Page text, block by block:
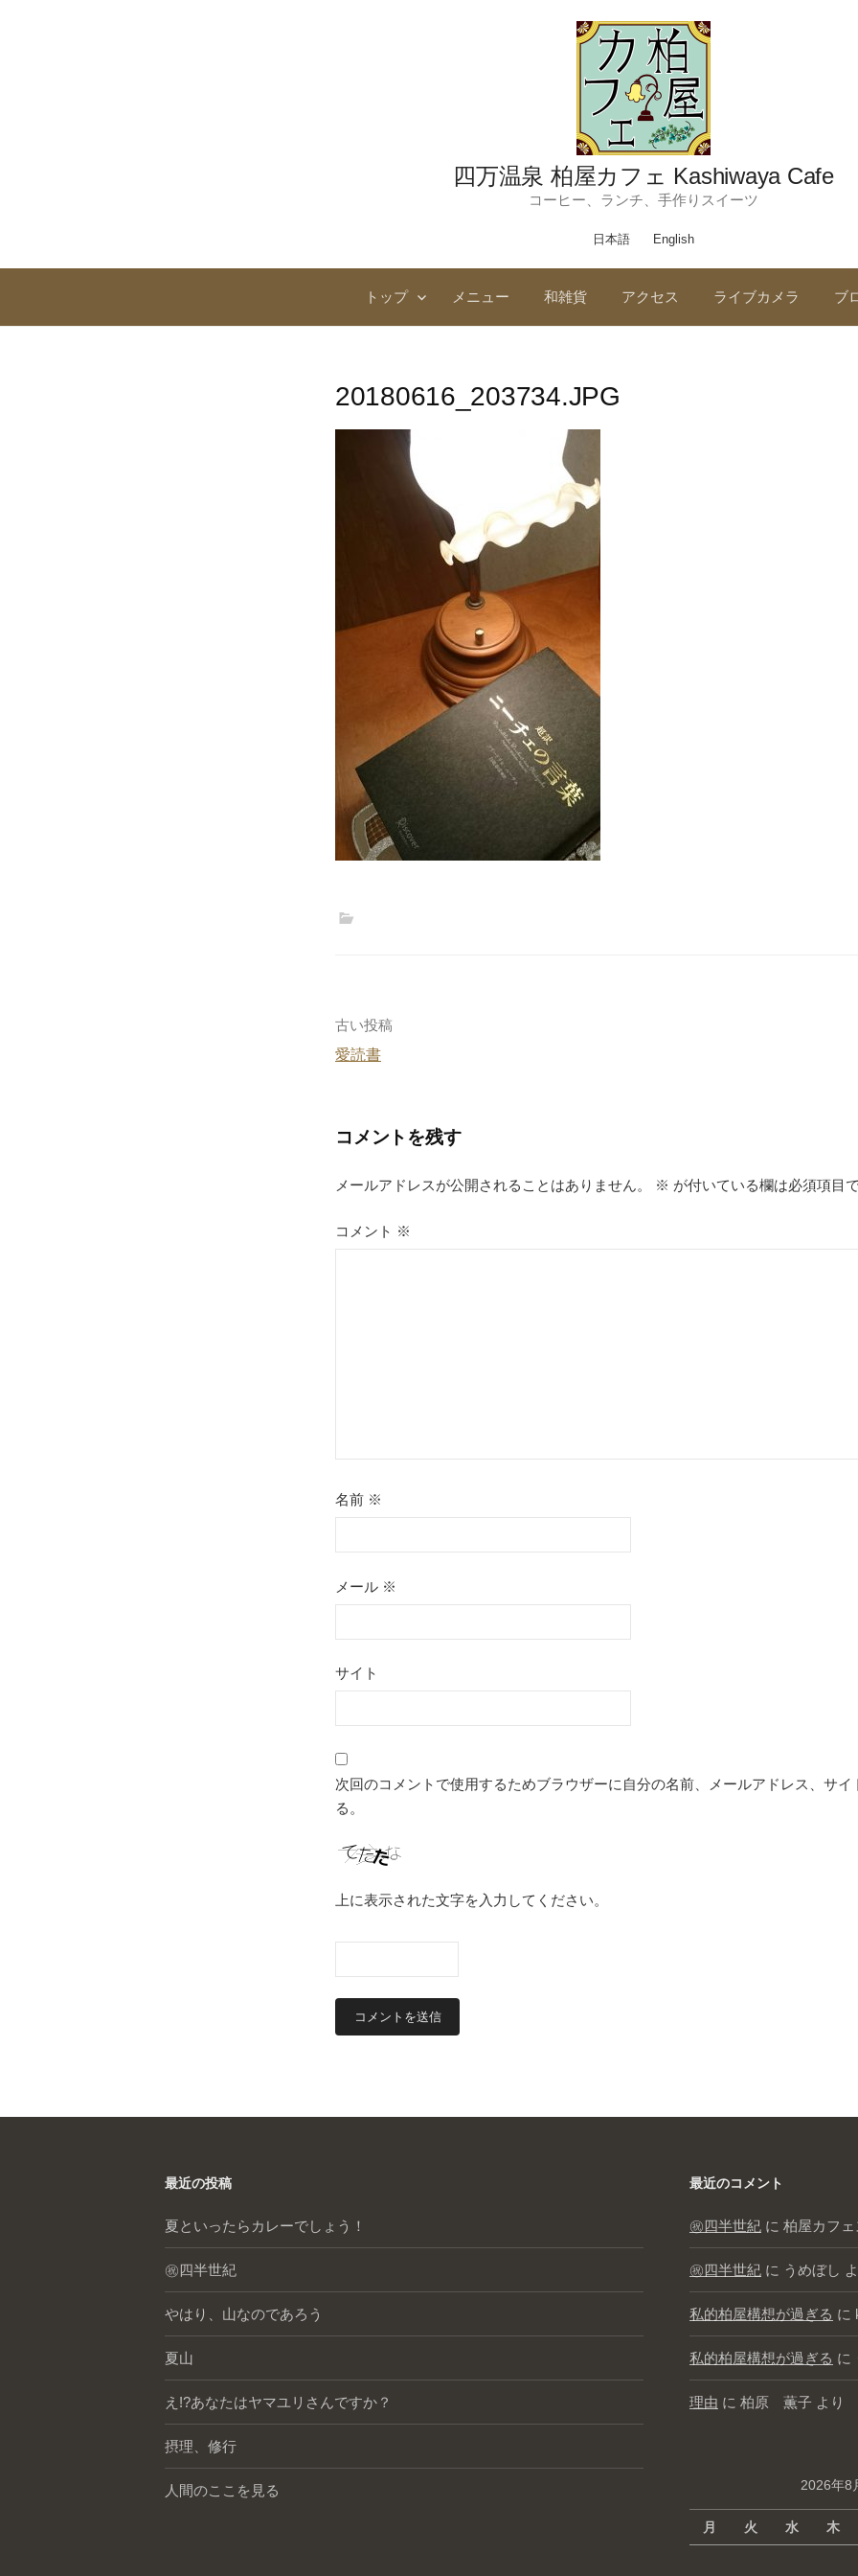
四万温泉 柏屋カフェ Kashiwaya Cafe
コーヒー、ランチ、手作りスイーツ
日本語 English
トップ メニュー 和雑貨 アクセス ライブカメラ ブ
20180616_203734.JPG
投
稿
ビ
ゲ
ー
古い投稿
愛読書
コメントを残す
メールアドレスが公開されることはありません。 ※ が付いている欄は必須項目
コメント ※
名前 ※
メール ※
サイト
次回のコメントで使用するためブラウザーに自分の名前、メールアドレス、サイ
る。
上に表示された文字を入力してください。
最近の投稿
夏といったらカレーでしょう！
㊗️四半世紀
やはり、山なのであろう
夏山
え!?あなたはヤマユリさんですか？
摂理、修行
人間のここを見る
最近のコメント
㊗️四半世紀 に 柏屋カフ
㊗️四半世紀 に うめぼし
私的柏屋構想が過ぎる に
私的柏屋構想が過ぎる に
理由 に 柏原 薫子 より
2026年8
月 火 水 木